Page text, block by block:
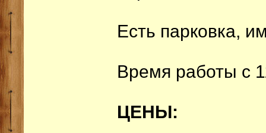
Есть парковка,
Время работы с
ЦЕНЫ: